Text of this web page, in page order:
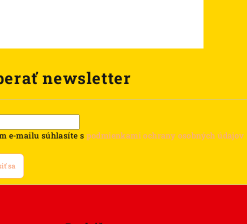
newsletter
e-mailu súhlasíte s podmienkami ochrany osobných údajov
sa